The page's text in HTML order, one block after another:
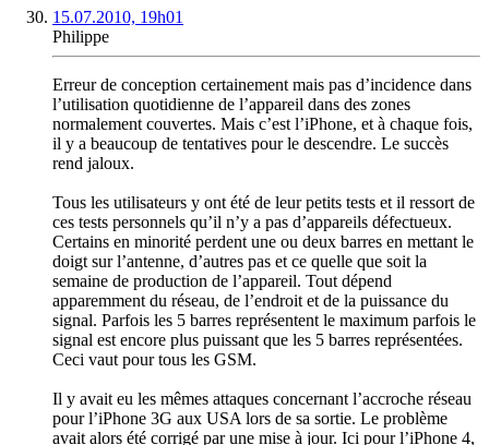
15.07.2010, 19h01
Philippe
Erreur de conception certainement mais pas d’incidence dans
l’utilisation quotidienne de l’appareil dans des zones
normalement couvertes. Mais c’est l’iPhone, et à chaque fois,
il y a beaucoup de tentatives pour le descendre. Le succès
rend jaloux.
Tous les utilisateurs y ont été de leur petits tests et il ressort de
ces tests personnels qu’il n’y a pas d’appareils défectueux.
Certains en minorité perdent une ou deux barres en mettant le
doigt sur l’antenne, d’autres pas et ce quelle que soit la
semaine de production de l’appareil. Tout dépend
apparemment du réseau, de l’endroit et de la puissance du
signal. Parfois les 5 barres représentent le maximum parfois le
signal est encore plus puissant que les 5 barres représentées.
Ceci vaut pour tous les GSM.
Il y avait eu les mêmes attaques concernant l’accroche réseau
pour l’iPhone 3G aux USA lors de sa sortie. Le problème
avait alors été corrigé par une mise à jour. Ici pour l’iPhone 4,